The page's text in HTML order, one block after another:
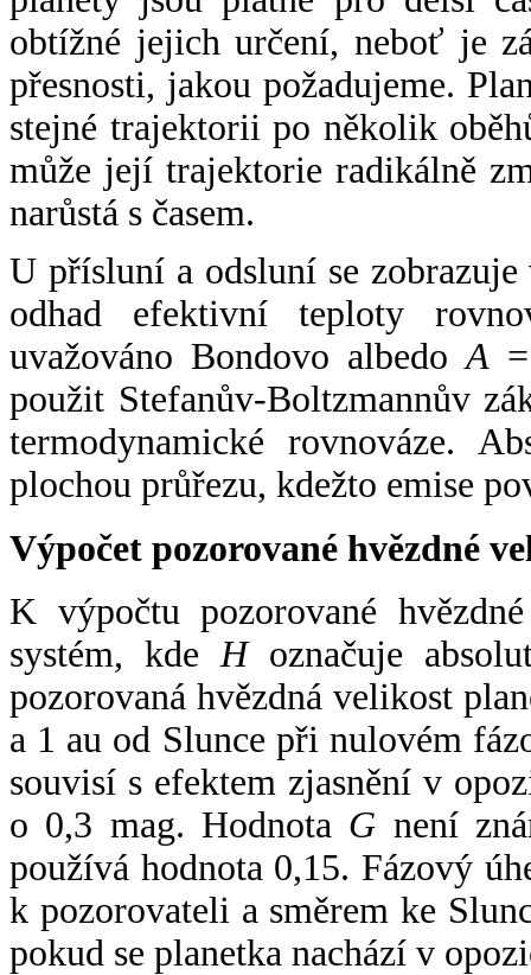
obtížné jejich určení, neboť je
přesnosti, jakou požadujeme.
stejné trajektorii po několik
může její trajektorie radikálně
narůstá s časem.
U přísluní a odsluní se
odhad efektivní teploty
uvažováno Bondovo albedoA
použit Stefanův-Boltzmannův
termodynamické rovnováze.
plochou průřezu, kdežto emise
Výpočet pozorované hvězdné
K výpočtu pozorované
systém, kde Hoznačuje
pozorovaná hvězdná velikost
a 1 au od Slunce při nulovém
souvisí s efektem zjasnění v
o 0,3 mag. Hodnota G není
používá hodnota 0,15. Fázový
k pozorovateli a směrem ke
pokud se planetka nachází v